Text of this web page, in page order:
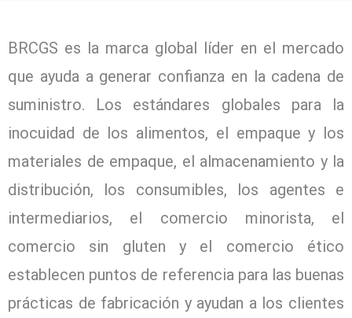
BRCGS es la marca global líder en el mercado
que ayuda a generar confianza en la cadena de
suministro. Los estándares globales para la
inocuidad de los alimentos, el empaque y los
materiales de empaque, el almacenamiento y la
distribución, los consumibles, los agentes e
intermediarios, el comercio minorista, el
comercio sin gluten y el comercio ético
establecen puntos de referencia para las buenas
prácticas de fabricación y ayudan a los clientes